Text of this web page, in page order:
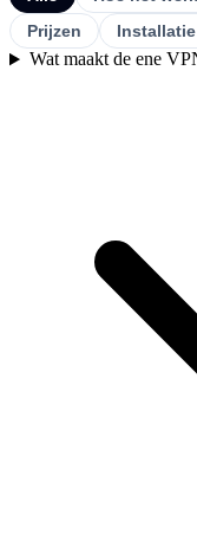
Prijzen
Wat maakt de ene